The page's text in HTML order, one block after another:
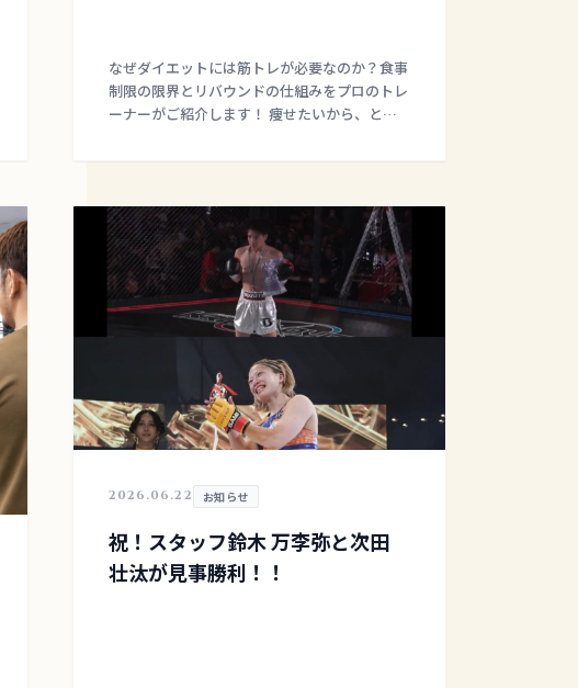
なぜダイエットには筋トレが必要なのか？食事
制限の限界とリバウンドの仕組みをプロのトレ
ーナーがご紹介します！ 痩せたいから、とり
ギリまで減らす。 ダイエットを始めるとき、多
2026.06.22 お知らせ
祝！スタッフ鈴木 万李弥と次田
壮汰が見事勝利！！